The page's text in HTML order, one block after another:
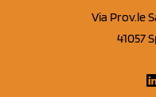
Via Prov.le
41057